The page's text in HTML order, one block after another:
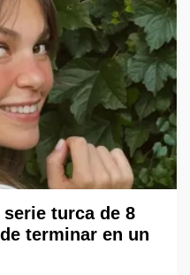
turca de 8
terminar en un